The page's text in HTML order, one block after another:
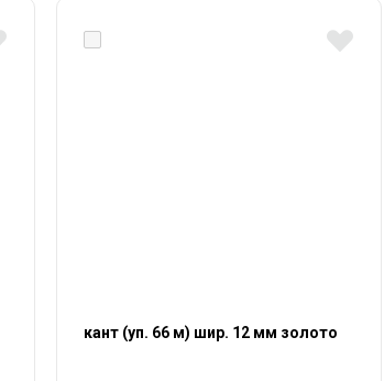
кант (уп. 66 м) шир. 12 мм золото